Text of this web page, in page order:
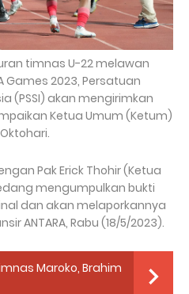
timnas U-22 melawan
Games 2023, Persatuan
(PSSI) akan mengirimkan
Ketua Umum (Ketum)
Pak Erick Thohir (Ketua
mengumpulkan bukti
dan akan melaporkannya
ANTARA, Rabu (18/5/2023).
Maroko, Brahim